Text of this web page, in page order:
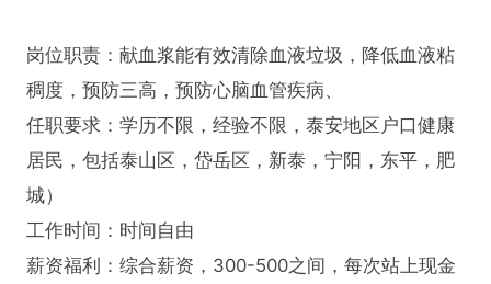
岗位职责：献血浆能有效清除血液垃圾，降低血液粘
稠度，预防三高，预防心脑血管疾病、
任职要求：学历不限，经验不限，泰安地区户口健康
居民，包括泰山区，岱岳区，新泰，宁阳，东平，肥
城）
工作时间：时间自由
薪资福利：综合薪资，300-500之间，每次站上现金